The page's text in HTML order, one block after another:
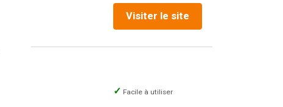
Visiter le site
Facile à utiliser